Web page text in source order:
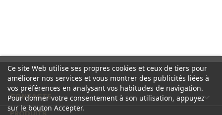
CONTACTS 
Ce site Web utilise ses propres cookies et ceux de tiers pour
améliorer nos services et vous montrer des publicités liées à
vos préférences en analysant vos habitudes de navigation.
Pour donner votre consentement à son utilisation, appuyez
sur le bouton Accepter.